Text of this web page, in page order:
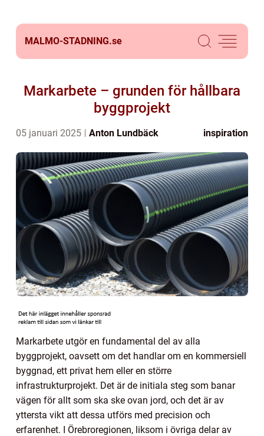
MALMO-STADNING.se
Markarbete – grunden för hållbara
byggprojekt
05 januari 2025 Anton Lundbäck inspiration
Markarbete utgör en fundamental del av alla
byggprojekt, oavsett om det handlar om en kommersiell
byggnad, ett privat hem eller en större
infrastrukturprojekt. Det är de initiala steg som banar
vägen för allt som ska ske ovan jord, och det är av
yttersta vikt att dessa utförs med precision och
erfarenhet. I Örebroregionen, liksom i övriga delar av